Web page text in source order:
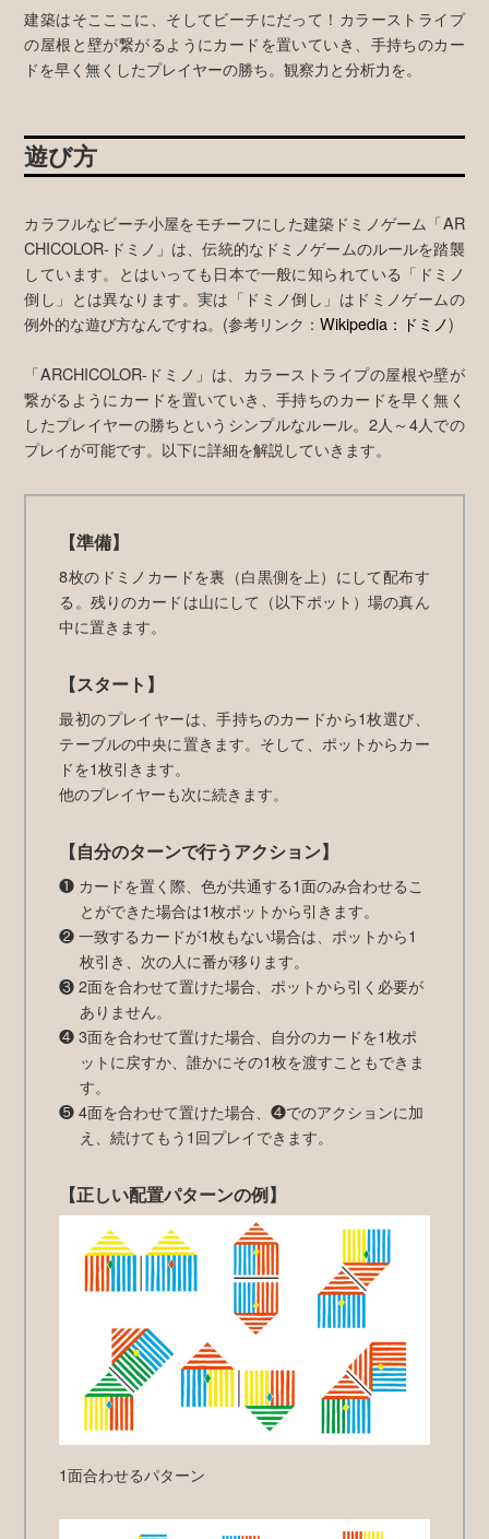
建築はそこここに、そしてビーチにだって！カラーストライプ
の屋根と壁が繋がるようにカードを置いていき、手持ちのカー
ドを早く無くしたプレイヤーの勝ち。観察力と分析力を。
遊び方
カラフルなビーチ小屋をモチーフにした建築ドミノゲーム「AR
CHICOLOR-ドミノ」は、伝統的なドミノゲームのルールを踏襲
しています。とはいっても日本で一般に知られている「ドミノ
倒し」とは異なります。実は「ドミノ倒し」はドミノゲームの
例外的な遊び方なんですね。(参考リンク：Wikipedia：ドミノ)
「ARCHICOLOR-ドミノ」は、カラーストライプの屋根や壁が
繋がるようにカードを置いていき、手持ちのカードを早く無く
したプレイヤーの勝ちというシンプルなルール。2人～4人での
プレイが可能です。以下に詳細を解説していきます。
【準備】
8枚のドミノカードを裏（白黒側を上）にして配布す
る。残りのカードは山にして（以下ポット）場の真ん
中に置きます。
【スタート】
最初のプレイヤーは、手持ちのカードから1枚選び、
テーブルの中央に置きます。そして、ポットからカー
ドを1枚引きます。
他のプレイヤーも次に続きます。
【自分のターンで行うアクション】
❶ カードを置く際、色が共通する1面のみ合わせるこ
とができた場合は1枚ポットから引きます。
❷ 一致するカードが1枚もない場合は、ポットから1
枚引き、次の人に番が移ります。
❸ 2面を合わせて置けた場合、ポットから引く必要が
ありません。
❹ 3面を合わせて置けた場合、自分のカードを1枚ポ
ットに戻すか、誰かにその1枚を渡すこともできま
す。
❺ 4面を合わせて置けた場合、❹でのアクションに加
え、続けてもう1回プレイできます。
【正しい配置パターンの例】
1面合わせるパターン